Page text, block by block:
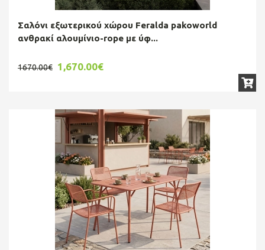
Σαλόνι εξωτερικού χώρου Feralda pakoworld
ανθρακί αλουμίνιο-rope με ύφ...
1670.00€ 1,670.00€